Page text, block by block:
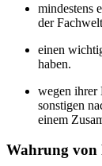
mindestens
der
einen
haben.
wegen ihrer
sonstigen
einem
Wahrung von